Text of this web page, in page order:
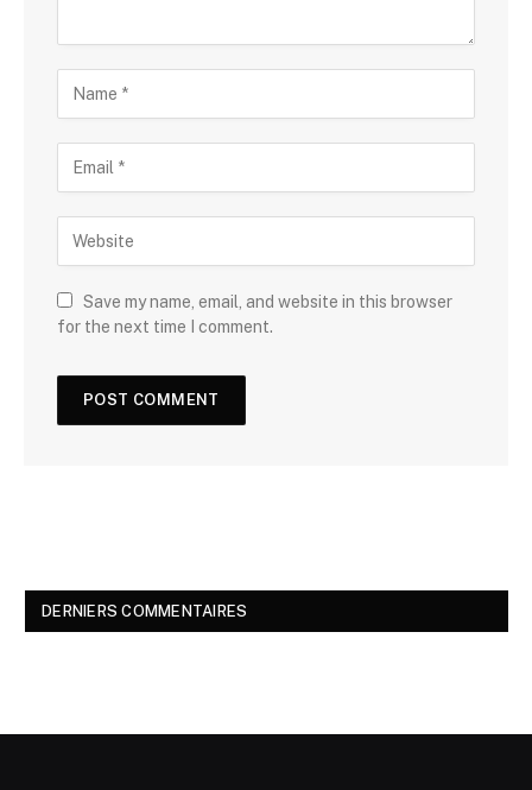
Save my name, email, and website in this browser
for the next time I comment.
DERNIERS COMMENTAIRES